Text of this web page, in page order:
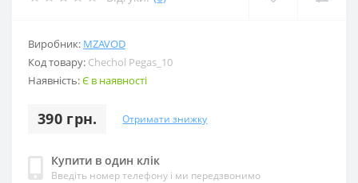
Виробник: MZAVOD
Код товару: Chechol Pegas_10
Наявність:Є в наявності
390 грн. Отримати знижку
Купити в один клік
Введіть номер телефону і ми передзвонимо